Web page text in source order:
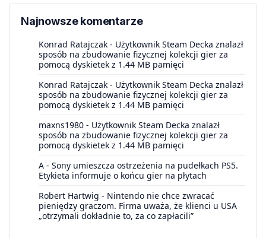
Najnowsze komentarze
Konrad Ratajczak - Użytkownik Steam Decka znalazł
sposób na zbudowanie fizycznej kolekcji gier za
pomocą dyskietek z 1.44 MB pamięci
Konrad Ratajczak - Użytkownik Steam Decka znalazł
sposób na zbudowanie fizycznej kolekcji gier za
pomocą dyskietek z 1.44 MB pamięci
maxns1980 - Użytkownik Steam Decka znalazł
sposób na zbudowanie fizycznej kolekcji gier za
pomocą dyskietek z 1.44 MB pamięci
A - Sony umieszcza ostrzeżenia na pudełkach PS5.
Etykieta informuje o końcu gier na płytach
Robert Hartwig - Nintendo nie chce zwracać
pieniędzy graczom. Firma uważa, że klienci u USA
„otrzymali dokładnie to, za co zapłacili”